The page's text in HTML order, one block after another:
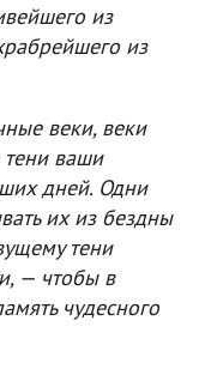
из
из
веки, веки
тени ваши
дней. Одни
их из бездны
тени
— чтобы в
чудесного